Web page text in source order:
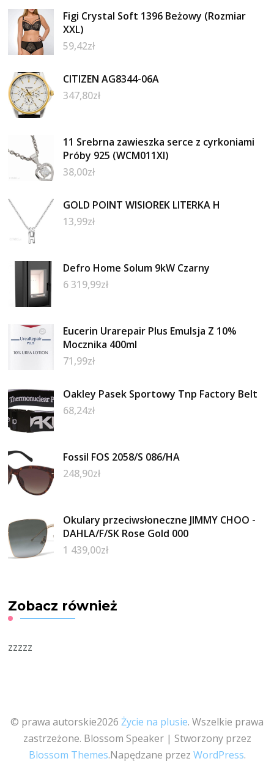
Figi Crystal Soft 1396 Beżowy (Rozmiar
XXL)
59,42zł
CITIZEN AG8344-06A
347,80zł
11 Srebrna zawieszka serce z cyrkoniami
Próby 925 (WCM011XI)
38,00zł
GOLD POINT WISIOREK LITERKA H
13,99zł
Defro Home Solum 9kW Czarny
6 319,99zł
Eucerin Urarepair Plus Emulsja Z 10%
Mocznika 400ml
71,99zł
Oakley Pasek Sportowy Tnp Factory Belt
68,24zł
Fossil FOS 2058/S 086/HA
248,90zł
Okulary przeciwsłoneczne JIMMY CHOO -
DAHLA/F/SK Rose Gold 000
1 439,00zł
Zobacz również
zzzzz
© prawa autorskie2026 Życie na plusie. Wszelkie prawa
zastrzeżone. Blossom Speaker | Stworzony przez
Blossom Themes.Napędzane przez WordPress.